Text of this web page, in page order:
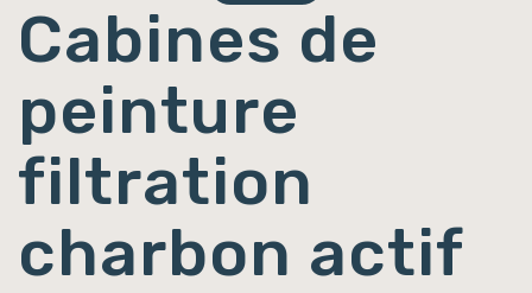
Cabines de
peinture
filtration
charbon actif